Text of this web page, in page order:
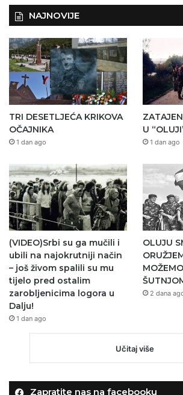
NAJNOVIJE
TRI DESETLJEĆA KRIKOVA
OČAJNIKA
1 dan ago
U
1 dan ago
(VIDEO)Srbi su ga mučili i
ubili na najokrutniji način
– još živom spalili su mu
tijelo pred ostalim
zarobljenicima logora u
Dalju!
1 dan ago
OLUJU
2 dana
Učitaj više
Zapratite nas na facebooku